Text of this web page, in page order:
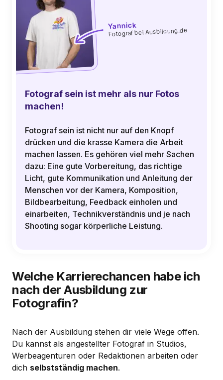
Yannick
Fotograf bei Ausbildung.de
Fotograf sein ist mehr als nur Fotos
machen!
Fotograf sein ist nicht nur auf den Knopf
drücken und die krasse Kamera die Arbeit
machen lassen. Es gehören viel mehr Sachen
dazu: Eine gute Vorbereitung, das richtige
Licht, gute Kommunikation und Anleitung der
Menschen vor der Kamera, Komposition,
Bildbearbeitung, Feedback einholen und
einarbeiten, Technikverständnis und je nach
Shooting sogar körperliche Leistung.
Welche Karrierechancen habe ich
nach der Ausbildung zur
Fotografin?
Nach der Ausbildung stehen dir viele Wege offen.
Du kannst als angestellter Fotograf in Studios,
Werbeagenturen oder Redaktionen arbeiten oder
dich selbstständig machen.